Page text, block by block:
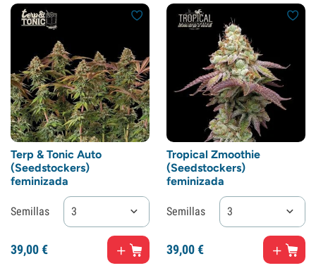
Terp & Tonic Auto
(Seedstockers)
feminizada
Semillas 3
39,00€
Tropical Zmoothie
(Seedstockers)
feminizada
Semillas 3
39,00€